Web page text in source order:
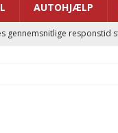
AUTOHJÆLP
gennemsnitlige responstid